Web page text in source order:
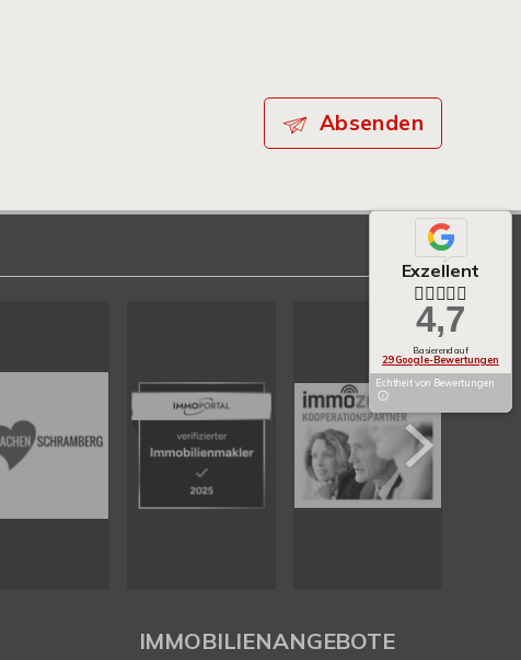
Absenden
Exzellent
4,7
Basierend auf
29 Google-Bewertungen
Echtheit von Bewertungen
IMMOBILIENANGEBOTE